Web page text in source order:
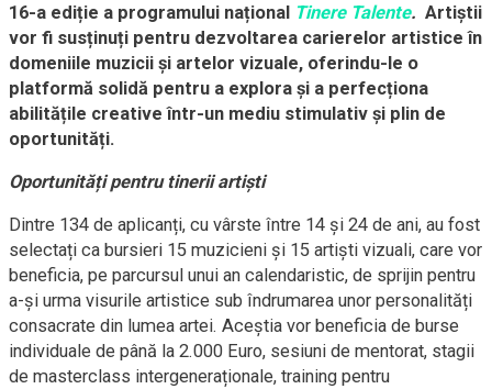
16-a ediție a programului național Tinere Talente. Artiștii
vor fi susținuți pentru dezvoltarea carierelor artistice în
domeniile muzicii și artelor vizuale, oferindu-le o
platformă solidă pentru a explora și a perfecționa
abilitățile creative într-un mediu stimulativ și plin de
oportunități.
Oportunități pentru tinerii artiști
Dintre 134 de aplicanți, cu vârste între 14 și 24 de ani, au fost
selectați ca bursieri 15 muzicieni și 15 artiști vizuali, care vor
beneficia, pe parcursul unui an calendaristic, de sprijin pentru
a-și urma visurile artistice sub îndrumarea unor personalități
consacrate din lumea artei. Aceștia vor beneficia de burse
individuale de până la 2.000 Euro, sesiuni de mentorat, stagii
de masterclass intergeneraționale, training pentru